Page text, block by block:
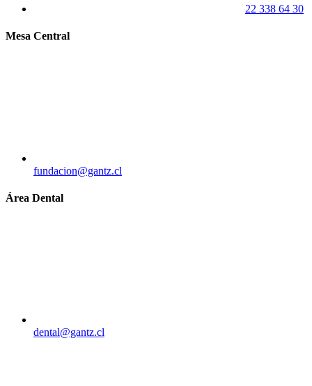
22 338 64 30
Mesa Central
fundacion@gantz.cl
Área Dental
dental@gantz.cl